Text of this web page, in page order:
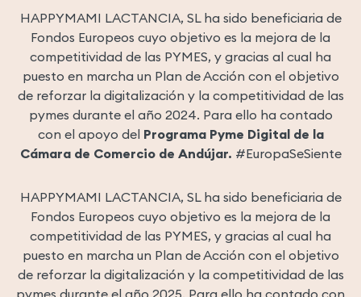
HAPPYMAMI LACTANCIA, SL ha sido beneficiaria de
Fondos Europeos cuyo objetivo es la mejora de la
competitividad de las PYMES, y gracias al cual ha
puesto en marcha un Plan de Acción con el objetivo
de reforzar la digitalización y la competitividad de las
pymes durante el año 2024. Para ello ha contado
con el apoyo del Programa Pyme Digital de la
Cámara de Comercio de Andújar. #EuropaSeSiente
HAPPYMAMI LACTANCIA, SL ha sido beneficiaria de
Fondos Europeos cuyo objetivo es la mejora de la
competitividad de las PYMES, y gracias al cual ha
puesto en marcha un Plan de Acción con el objetivo
de reforzar la digitalización y la competitividad de las